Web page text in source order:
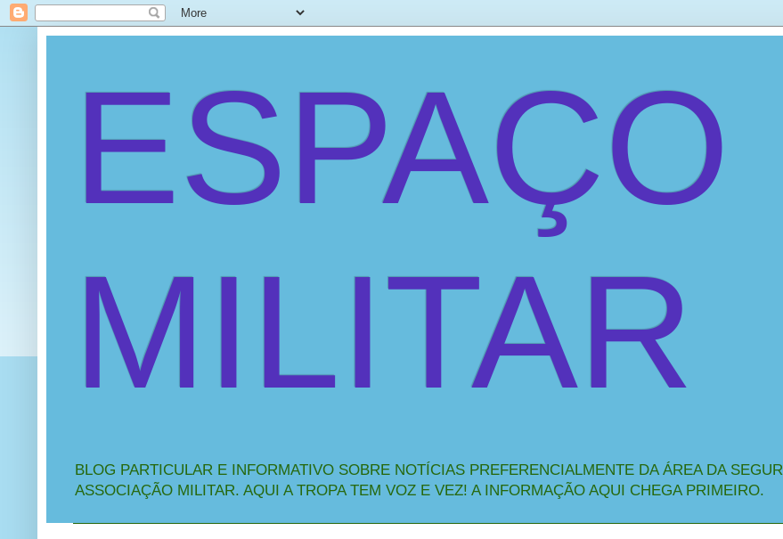
ESPAÇO
MILITAR
BLOG PARTICULAR E INFORMATIVO SOBRE NOTÍCIAS PREFERENCIALMENTE DA ÁREA DA
ASSOCIAÇÃO MILITAR. AQUI A TROPA TEM VOZ E VEZ! A INFORMAÇÃO AQUI CHEGA PRIMEIRO.